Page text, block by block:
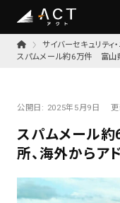
サイバーセキュリティ
スパムメール約6万件 富山
公開日: 2025年5月9日
スパムメール
所、海外からア